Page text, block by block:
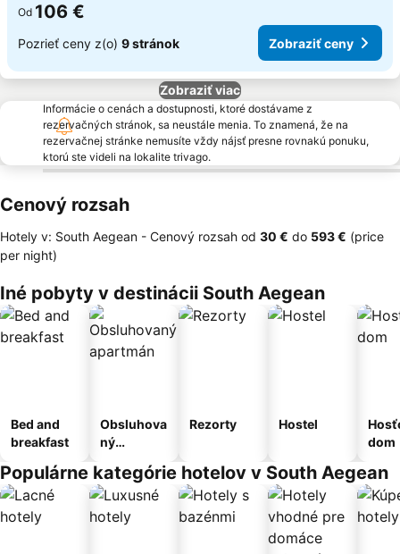
Od 106 €
Pozrieť ceny z(o) 9 stránok Zobraziť ceny
Zobraziť viac
Informácie o cenách a dostupnosti, ktoré dostávame z
rezervačných stránok, sa neustále menia. To znamená, že na
rezervačnej stránke nemusíte vždy nájsť presne rovnakú ponuku,
ktorú ste videli na lokalite trivago.
Cenový rozsah
Hotely v: South Aegean - Cenový rozsah od ‎30 € do ‎593 € (price
per night)
Iné pobyty v destinácii South Aegean
Bed and
breakfast
Obsluhova
ný
Rezorty Hostel
dom
Populárne kategórie hotelov v South Aegean